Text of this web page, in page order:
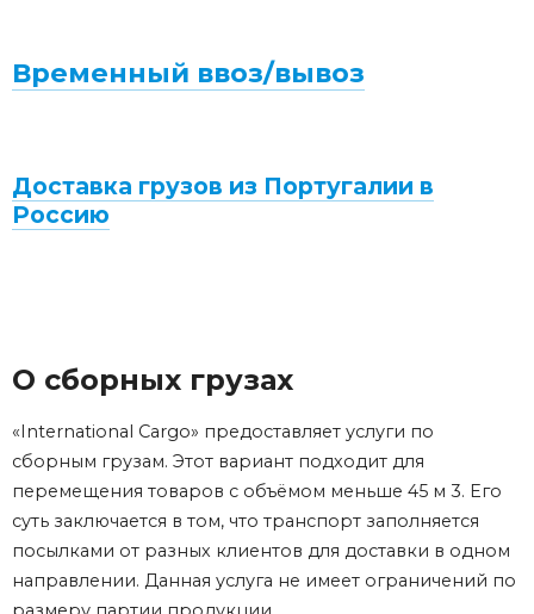
Временный ввоз/вывоз
Доставка грузов из Португалии в
Россию
О сборных грузах
«International Cargo» предоставляет услуги по
сборным грузам. Этот вариант подходит для
перемещения товаров с объёмом меньше 45 м 3. Его
суть заключается в том, что транспорт заполняется
посылками от разных клиентов для доставки в одном
направлении. Данная услуга не имеет ограничений по